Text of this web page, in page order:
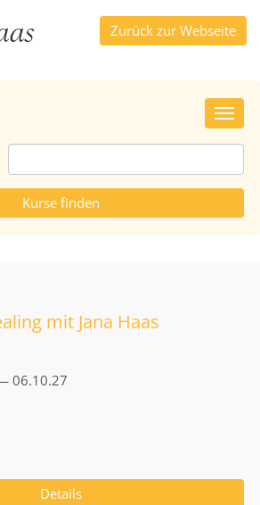
Zurück zur Webseite
mit Jana Haas
06.10.27
Details